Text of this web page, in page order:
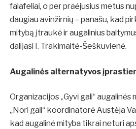
falafeliai, o per praėjusius metus
daugiau avinžirnių – panašu, kad
mitybą įtraukė ir augalinius
dalijasi I. Trakimaitė-Šeškuvienė.
Augalinės alternatyvos
Organizacijos „Gyvi gali“
„Nori gali“ koordinatorė Austėja
kad augalinė mityba tikrai neturi